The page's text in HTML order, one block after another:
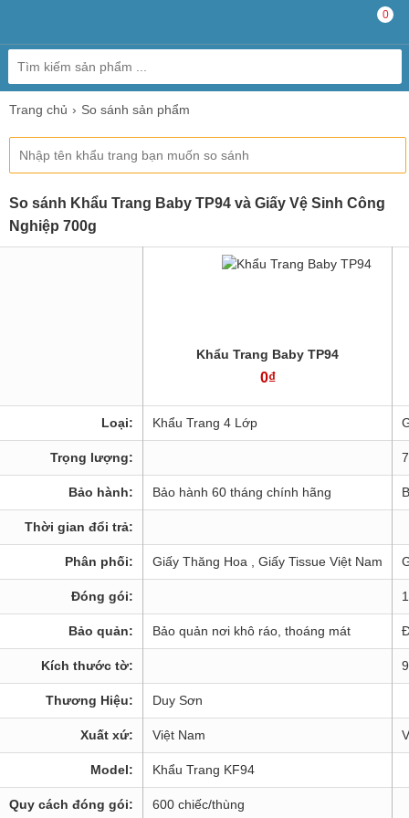
0
Trang chủ So sánh sản phẩm
So sánh Khẩu Trang Baby TP94 và Giấy Vệ Sinh Công
Nghiệp 700g
Khẩu Trang Baby TP94
0₫
Loại: Khẩu Trang 4 Lớp
Trọng lượng:
Bảo hành: Bảo hành 60 tháng chính hãng
Thời gian đổi trả:
Phân phối: Giấy Thăng Hoa , Giấy Tissue Việt Nam
Đóng gói:
Bảo quản: Bảo quản nơi khô ráo, thoáng mát
Kích thước tờ:
Thương Hiệu: Duy Sơn
Xuất xứ: Việt Nam
Model: Khẩu Trang KF94
Quy cách đóng gói: 600 chiếc/thùng